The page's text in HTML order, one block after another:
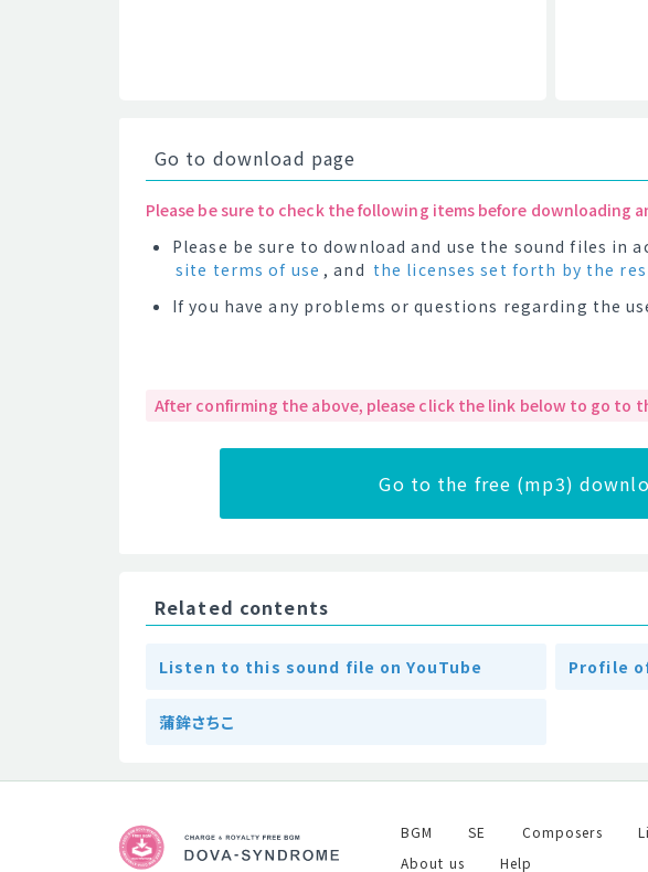
Go to download page
Please be sure to check the following items before downloading
Please be sure to download and use the sound files in
site terms of use , and the licenses set forth by the
If you have any problems or questions regarding the
After confirming the above, please click the link below to go to
Go to the free (mp3)
Related contents
Listen to this sound file on YouTube Profile of
蒲鉾さちこ
BGM SE Composers
About us
Help